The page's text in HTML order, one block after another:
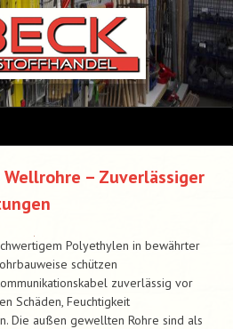
– Zuverlässiger
Polyethylen in bewährter
schützen
zuverlässig vor
Schäden, Feuchtigkeit
Die außen gewellten Rohre sind als